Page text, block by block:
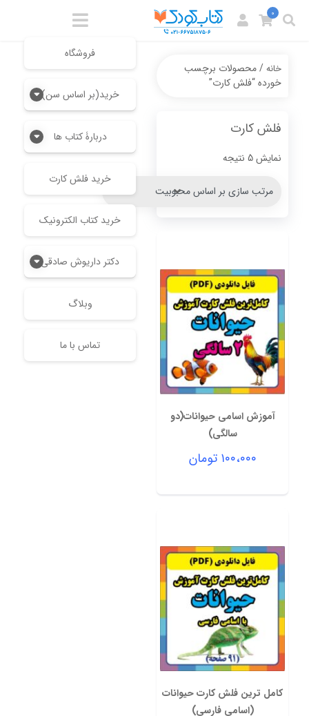
فروشگاه
خرید(بر اساس سن)
دربارۀ کتاب ها
خرید فلش کارت
خرید کتاب الکترونیک
دکتر داریوش صادقی
وبلاگ
تماس با ما
0
خانه/ محصولات برچسب
خورده “فلش کارت”
فلش کارت
نمایش 5 نتیجه
Sorted
popularity
آموزش اسامی حیوانات(دو
سالگی)
۱۰۰،۰۰۰ تومان
کامل ترین فلش کارت حیوانات
(اسامی فارسی)